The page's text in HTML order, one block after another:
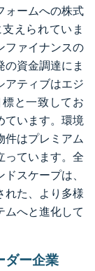
ォームへの株式
えられていま
ファイナンスの
の資金調達にま
アティブはエジ
と一致してお
ています。環境
件はプレミアム
っています。全
スケープは、
れた、より多様
ムへと進化して
ダー企業